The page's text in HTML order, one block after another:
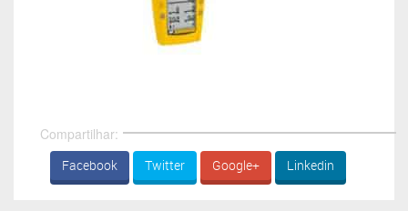
Compartilhar:
Facebook Twitter Google+ Linkedin